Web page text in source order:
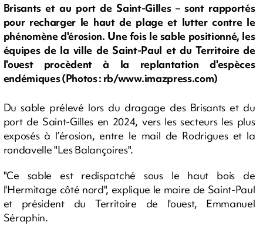
Brisants et au port de Saint-Gilles – sont rapportés
pour recharger le haut de plage et lutter contre le
phénomène d'érosion. Une fois le sable positionné, les
équipes de la ville de Saint-Paul et du Territoire de
l'ouest procèdent à la replantation d'espèces
endémiques (Photos : rb/www.imazpress.com)
Du sable prélevé lors du dragage des Brisants et du
port de Saint-Gilles en 2024, vers les secteurs les plus
exposés à l’érosion, entre le mail de Rodrigues et la
rondavelle "Les Balançoires".
"Ce sable est redispatché sous le haut bois de
l'Hermitage côté nord", explique le maire de Saint-Paul
et président du Territoire de l'ouest, Emmanuel
Séraphin.